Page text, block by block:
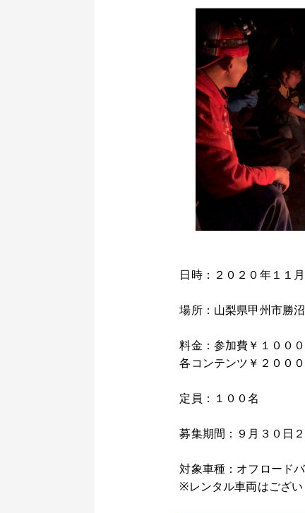
日時：２０２０年１１
場所：山梨県甲州市勝
料金：参加費￥１００
各コンテンツ￥２００
定員：１００名
募集期間：９月３０日
対象車種：オフロード
※レンタル車両はござい